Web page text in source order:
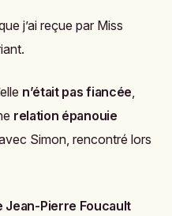
j’ai reçue par Miss
n’était pas fiancée,
relation épanouie
Simon, rencontré lors
Jean-Pierre Foucault